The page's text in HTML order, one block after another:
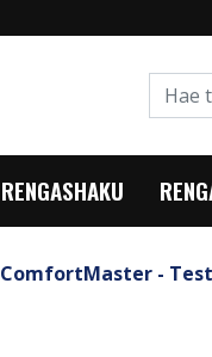
ComfortMaster -